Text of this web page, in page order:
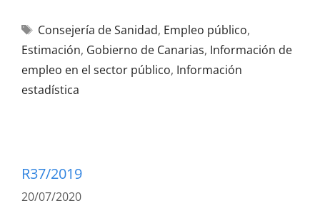
Consejería de Sanidad, Empleo público,
Estimación, Gobierno de Canarias, Información de
empleo en el sector público, Información
estadística
R37/2019
20/07/2020